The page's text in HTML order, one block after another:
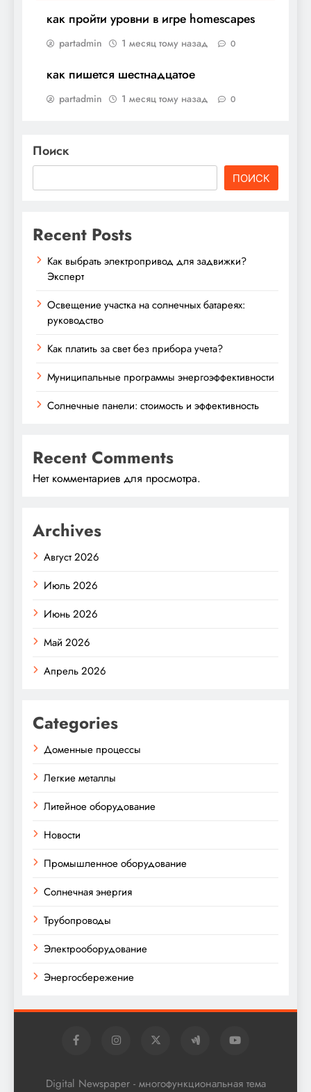
как пройти уровни в игре homescapes
partadmin 1 месяц тому назад 0
как пишется шестнадцатое
partadmin 1 месяц тому назад 0
Поиск
ПОИСК
Recent Posts
Как выбрать электропривод для задвижки?
Эксперт
Освещение участка на солнечных батареях:
руководство
Как платить за свет без прибора учета?
Муниципальные программы энергоэффективности
Солнечные панели: стоимость и эффективность
Recent Comments
Нет комментариев для просмотра.
Archives
Август 2026
Июль 2026
Июнь 2026
Май 2026
Апрель 2026
Categories
Доменные процессы
Легкие металлы
Литейное оборудование
Новости
Промышленное оборудование
Солнечная энергия
Трубопроводы
Электрооборудование
Энергосбережение
Digital Newspaper - многофункциональная тема